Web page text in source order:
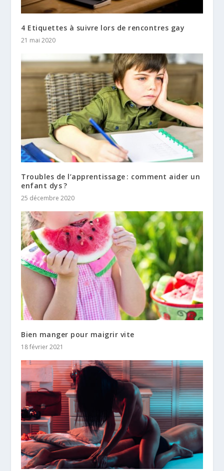
4 Etiquettes à suivre lors de rencontres gay
21 mai 2020
Troubles de l’apprentissage : comment aider un
enfant dys ?
25 décembre 2020
Bien manger pour maigrir vite
18 février 2021